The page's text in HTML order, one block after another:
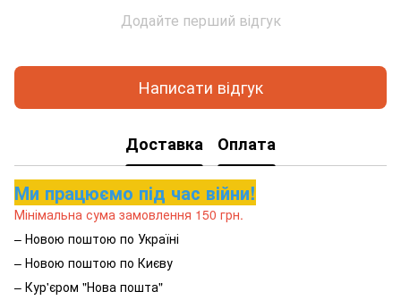
Додайте перший відгук
Написати відгук
Доставка Оплата
Ми працюємо під час війни!
Мінімальна сума замовлення 150 грн.
– Новою поштою по Україні
– Новою поштою по Києву
– Кур'єром "Нова пошта"